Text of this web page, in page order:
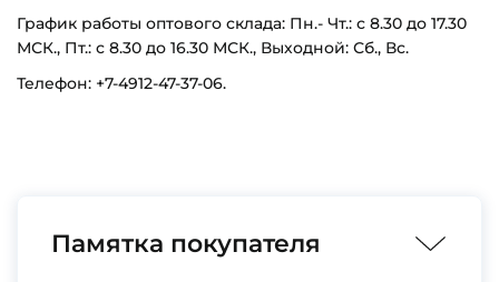
График работы оптового склада: Пн.- Чт.: с 8.30 до 17.30
МСК., Пт.: с 8.30 до 16.30 МСК., Выходной: Сб., Вс.
Телефон: +7-4912-47-37-06.
Памятка покупателя